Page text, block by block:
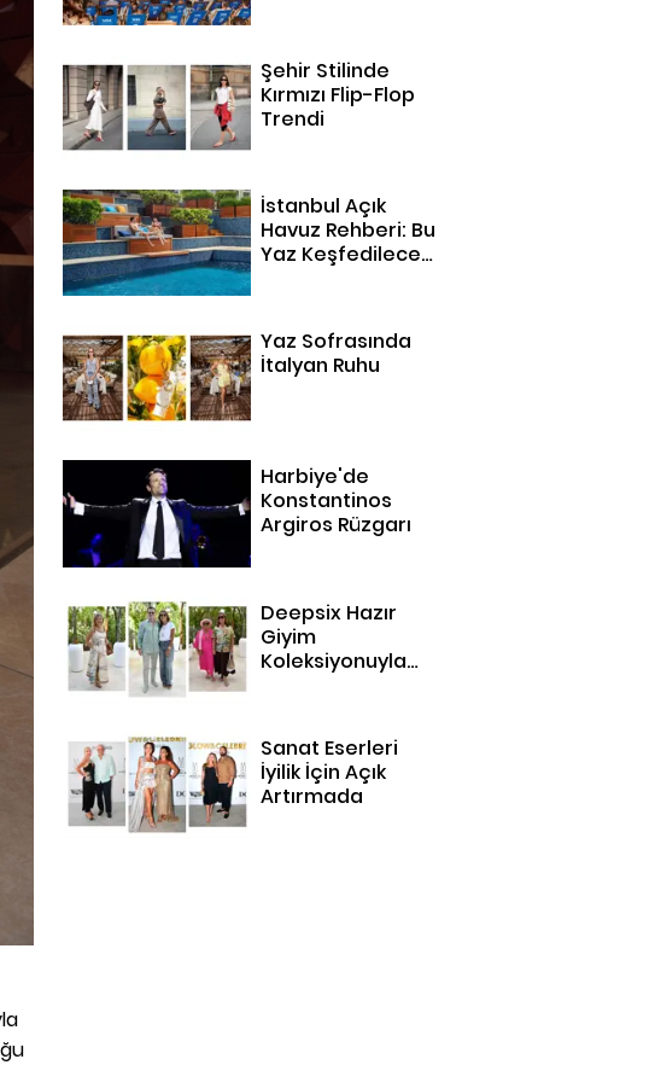
Şehir Stilinde
Kırmızı Flip-Flop
Trendi
İstanbul Açık
Havuz Rehberi: Bu
Yaz Keşfedilecek
Yaz Sofrasında
İtalyan Ruhu
Harbiye'de
Konstantinos
Argiros Rüzgarı
Deepsix Hazır
Giyim
Koleksiyonuyla
Sanat Eserleri
İyilik İçin Açık
Artırmada